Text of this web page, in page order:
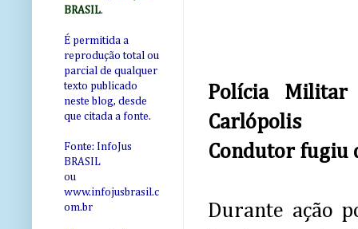
Polícia Militar
Carlópolis
Condutor fugiu
Durante ação
BRASIL.
É permitida a
reprodução total ou
parcial de qualquer
texto publicado
neste blog, desde
que citada a fonte.
Fonte: InfoJus
BRASIL
ou
www.infojusbrasil.c
om.br